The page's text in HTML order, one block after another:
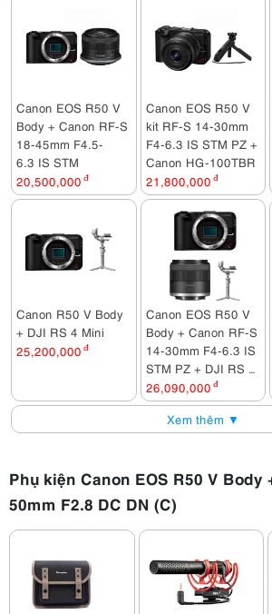
Canon EOS R50 V
Body + Canon RF-S
18-45mm F4.5-
6.3 IS STM
20,500,000 đ
Canon EOS R50 V
kit RF-S 14-30mm
F4-6.3 IS STM PZ +
Canon HG-100TBR
21,800,000 đ
Canon R50 V Body
+ DJI RS 4 Mini
25,200,000 đ
Canon EOS R50 V
Body + Canon RF-S
14-30mm F4-6.3 IS
STM PZ + DJI RS 4
Mini
26,090,000 đ
Xem thêm ▼
Phụ kiện Canon EOS R50 V Body
50mm F2.8 DC DN (C)